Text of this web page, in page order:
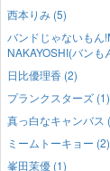
西本りみ (5)
バンドじゃないもん
NAKAYOSHI(バンも
日比優理香 (2)
プランクスターズ (1)
真っ白なキャンバス
ミームトーキョー (2)
峯田茉優 (1)